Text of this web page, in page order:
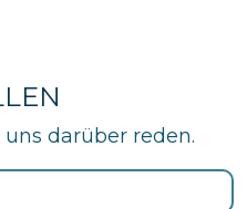
uns darüber reden.